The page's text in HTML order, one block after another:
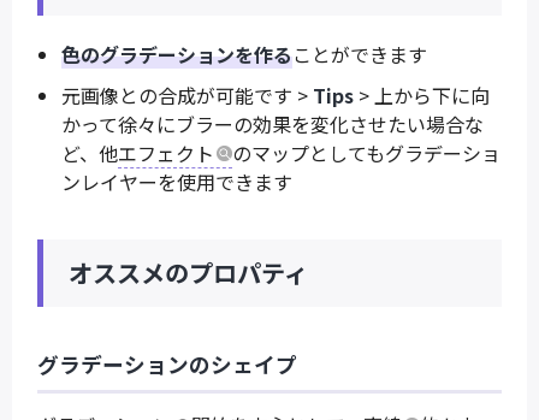
色のグラデーションを作ることができます
元画像との合成が可能です > Tips > 上から下に向
かって徐々にブラーの効果を変化させたい場合な
ど、他エフェクト
のマップとしてもグラデーショ
ンレイヤーを使用できます
オススメのプロパティ
グラデーションのシェイプ